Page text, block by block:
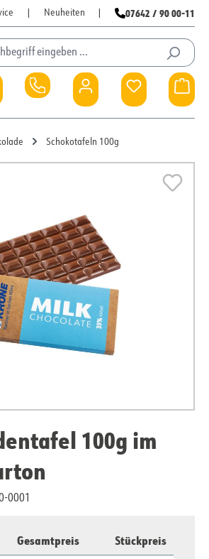
Neuheiten 07642 / 90 00-11
Du hast 0
Schokotafeln 100g
100g im
0001
Gesamtpreis Stückpreis